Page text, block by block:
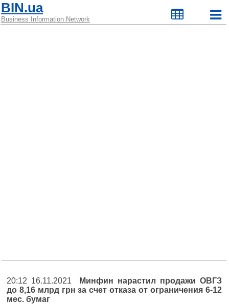
BIN.ua
Business Information Network
20:12 16.11.2021
Минфин нарастил продажи ОВГЗ
до 8,16 млрд грн за счет отказа от ограничения 6-12
мес. бумаг